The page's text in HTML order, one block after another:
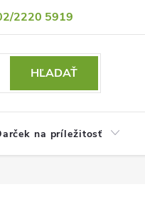
2220 5919
osobných údajov
HĽADAŤ
na príležitosť